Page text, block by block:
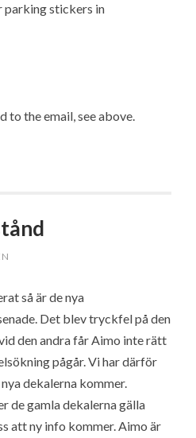
parking stickers in
to the email, see above.
så är de nya
Det blev tryckfel på den
den andra får Aimo inte rätt
pågår. Vi har därför
dekalerna kommer.
de gamla dekalerna gälla
att ny info kommer. Aimo är